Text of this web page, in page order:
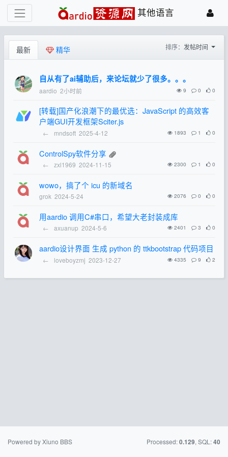
其他语言
最新 精华 排序： 发帖时间
自从有了ai辅助后，来论坛就少了很多。。。
aardio 2小时前 9 0 0
[转载]国产化浪潮下的最优选：JavaScript 的高效客
户端GUI开发框架Sciter.js
← mndsoft 2025-4-12 1893 1 0
ControlSpy软件分享
← zxl1969 2024-11-15 2300 1 0
wowo，搞了个 icu 的新域名
grok 2024-5-24 2076 0 0
用aardio 调用C#串口，希望大老封装成库
← axuanup 2024-5-6 2401 3 0
aardio设计界面 生成 python 的 ttkbootstrap 代码项目
← loveboyzmj 2023-12-27 4335 9 2
Powered by Xiuno BBS Processed:0.129, SQL:40